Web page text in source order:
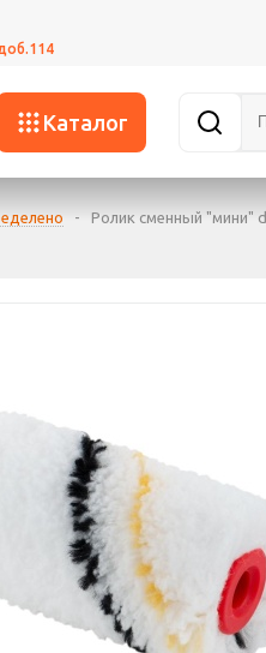
Каталог
- Ролик сменный "мини"